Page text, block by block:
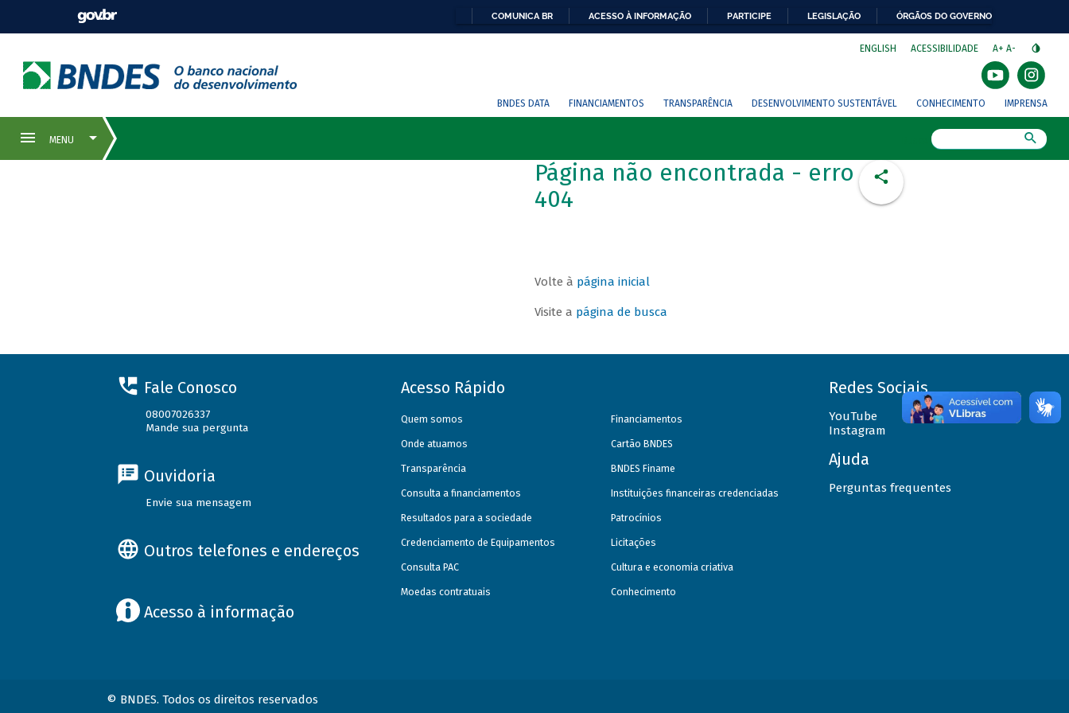
COMUNICA BR ACESSO À INFORMAÇÃO PARTICIPE LEGISLAÇÃO ÓRGÃOS DO GOVERNO
ENGLISH ACESSIBILIDADE A+ A-
BNDES DATA FINANCIAMENTOS TRANSPARÊNCIA DESENVOLVIMENTO SUSTENTÁVEL CONHECIMENTO IMPRENSA
Página não encontrada - erro
404
Volte à página inicial
Visite a página de busca
Fale Conosco
08007026337
Mande sua pergunta
Ouvidoria
Envie sua mensagem
Outros telefones e endereços
Acesso à informação
Acesso Rápido
Quem somos
Onde atuamos
Transparência
Consulta a financiamentos
Resultados para a sociedade
Credenciamento de Equipamentos
Consulta PAC
Moedas contratuais
Financiamentos
Cartão BNDES
BNDES Finame
Instituições financeiras credenciadas
Patrocínios
Licitações
Cultura e economia criativa
Conhecimento
Redes Sociais
YouTube
Instagram
Ajuda
Perguntas frequentes
© BNDES. Todos os direitos reservados